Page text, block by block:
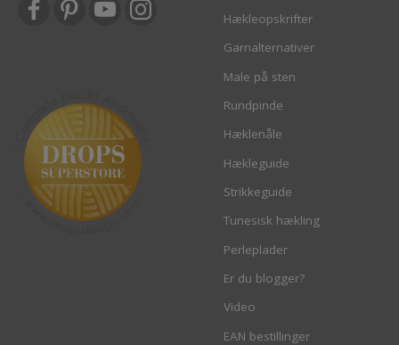
Hækleopskrifter
Garnalternativer
Male på sten
Rundpinde
Hæklenåle
Hækleguide
Strikkeguide
Tunesisk hækling
Perleplader
Er du blogger?
Video
EAN bestillinger